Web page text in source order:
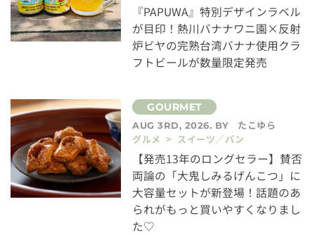
『PAPUWA』特別デザインラベル
が目印！熱川バナナワニ園×反射
炉ビヤの完熟台湾バナナ使用クラ
フトビールが数量限定発売
AUG 3RD, 2026. BY
たこゆら
グルメ > スイーツ／パン
【発売13年のロングセラー】賛否
両論の「大鬼しみるげんこつ」に
大容量セットが新登場！話題のあ
られがもっと買いやすくなりまし
た♡